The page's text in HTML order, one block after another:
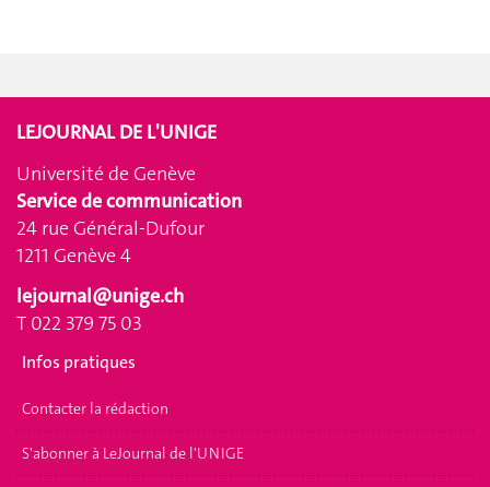
LEJOURNAL DE L'UNIGE
Université de Genève
Service de communication
24 rue Général-Dufour
1211 Genève 4
lejournal@unige.ch
T 022 379 75 03
Infos pratiques
Contacter la rédaction
S'abonner à LeJournal de l'UNIGE